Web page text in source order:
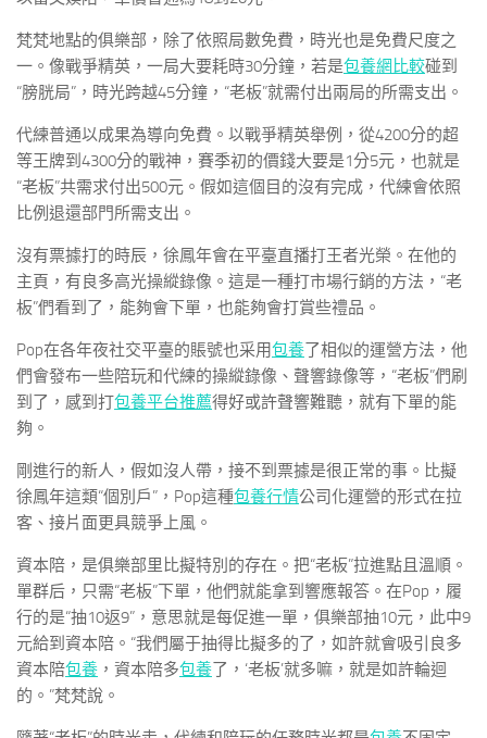
梵梵地點的俱樂部，除了依照局數免費，時光也是免費尺度之
一。像戰爭精英，一局大要耗時30分鐘，若是包養網比較碰到
“膀胱局”，時光跨越45分鐘，“老板”就需付出兩局的所需支出。
代練普通以成果為導向免費。以戰爭精英舉例，從4200分的超
等王牌到4300分的戰神，賽季初的價錢大要是1分5元，也就是
“老板”共需求付出500元。假如這個目的沒有完成，代練會依照
比例退還部門所需支出。
沒有票據打的時辰，徐鳳年會在平臺直播打王者光榮。在他的
主頁，有良多高光操縱錄像。這是一種打市場行銷的方法，“老
板”們看到了，能夠會下單，也能夠會打賞些禮品。
Pop在各年夜社交平臺的賬號也采用包養了相似的運營方法，他
們會發布一些陪玩和代練的操縱錄像、聲響錄像等，“老板”們刷
到了，感到打包養平台推薦得好或許聲響難聽，就有下單的能
夠。
剛進行的新人，假如沒人帶，接不到票據是很正常的事。比擬
徐鳳年這類“個別戶”，Pop這種包養行情公司化運營的形式在拉
客、接片面更具競爭上風。
資本陪，是俱樂部里比擬特別的存在。把“老板”拉進點且溫順。
單群后，只需“老板”下單，他們就能拿到響應報答。在Pop，履
行的是“抽10返9”，意思就是每促進一單，俱樂部抽10元，此中9
元給到資本陪。“我們屬于抽得比擬多的了，如許就會吸引良多
資本陪包養 ，資本陪多包養了，‘老板’就多嘛，就是如許輪迴
的。”梵梵說。